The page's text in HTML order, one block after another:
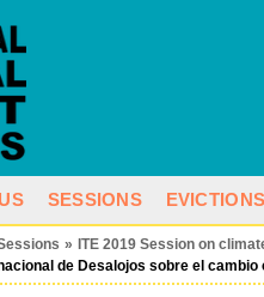
SESSIONS
» ITE 2019 Session on
de Desalojos sobre el